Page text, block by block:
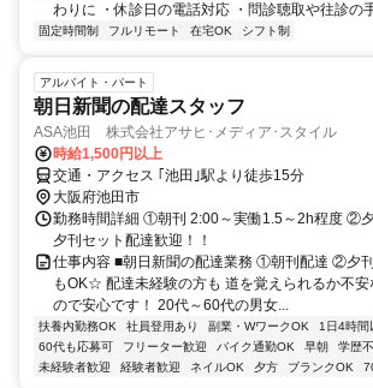
わりに ・休診日の電話対応 ・問診聴取や往診の
固定時間制 フルリモート 在宅OK シフト制
アルバイト・パート
朝日新聞の配達スタッフ
ASA池田 株式会社アサヒ･メディア･スタイル
時給1,500円以上
交通・アクセス ｢池田｣駅より徒歩15分
大阪府池田市
勤務時間詳細 ①朝刊 2:00～実働1.5～2h程度 ②
夕刊セット配達歓迎！！
仕事内容 ■朝日新聞の配達業務 ①朝刊配達 ②夕
もOK☆ 配達未経験の方も 道を覚えられるか不
ので安心です！ 20代～60代の男女...
扶養内勤務OK 社員登用あり 副業・WワークOK 1日4時間
60代も応募可
フリーター歓迎 バイク通勤OK 早朝 学歴
未経験者歓迎
経験者歓迎 ネイルOK 夕方 ブランクOK